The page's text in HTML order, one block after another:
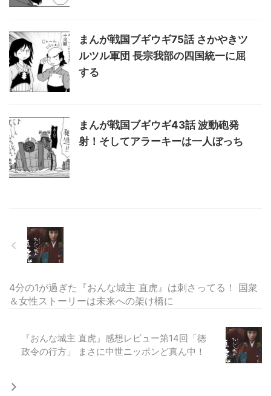
まんが戦国ブギウギ75話 さかやきツ
ルツル軍団 長宗我部の四国統一に屈
する
まんが戦国ブギウギ43話 波動砲発
射！そしてアラーキーは一人ぼっち
4分の1が過ぎた『おんな城主 直虎』は刺さってる！ 国衆
＆女性ストーリーは未来への架け橋に
『おんな城主 直虎』感想レビュー第14回「徳
政令の行方」 まさに中世ニッポンど真ん中！